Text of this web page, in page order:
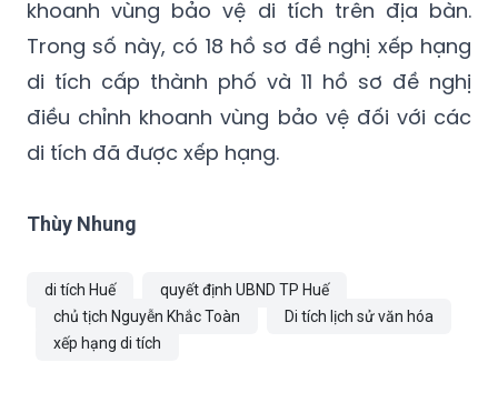
trình Hội đồng xét duyệt 29 hồ sơ khoa học
liên quan đến việc xếp hạng và điều chỉnh
khoanh vùng bảo vệ di tích trên địa bàn.
Trong số này, có 18 hồ sơ đề nghị xếp hạng
di tích cấp thành phố và 11 hồ sơ đề nghị
di tích đã được xếp hạng.
Thùy Nhung